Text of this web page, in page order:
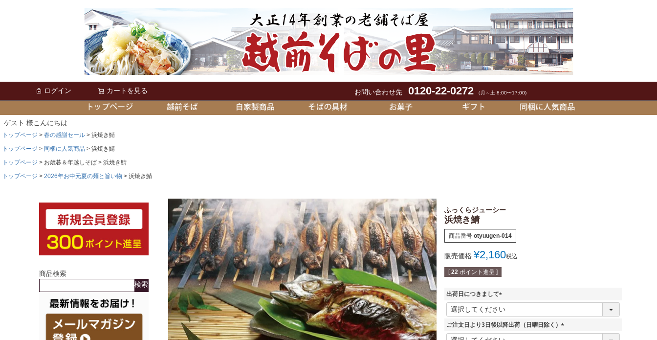
ログイン カートを見る お問い合わせ先 0120-22-0272 （月～土 8:00〜17:00)
ゲスト 様こんにちは
トップページ 春の感謝セール
浜焼き鯖
トップページ
同梱に人気商品
浜焼き鯖
トップページ
お歳暮＆年越しそば
浜焼き鯖
トップページ
2026年お中元夏の麺と旨い物 浜焼き鯖
商品検索
検索
ふっくらジューシー
浜焼き鯖
商品番号 otyuugen-014
販売価格 ¥2,160税込
[ 22 ポイント進呈 ]
出荷日につきまして
(
必
須
ご注文日より3日後以降出荷（日曜日除く）
(